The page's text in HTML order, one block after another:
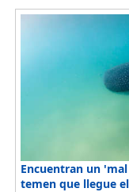
Encuentran un
temen que llegue